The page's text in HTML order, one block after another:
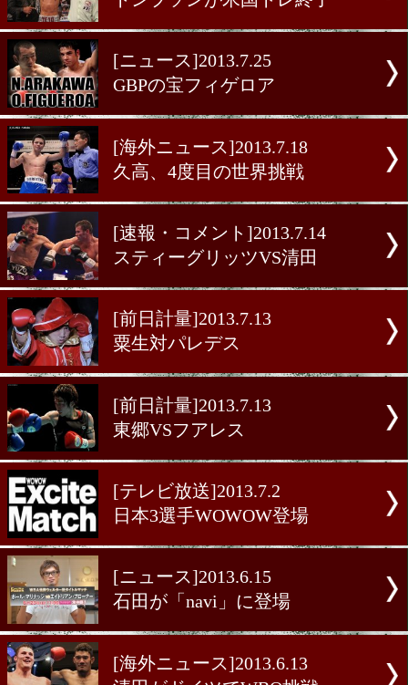
古川氏の見たメキシコ
[海外ニュース]2013.8.8
サレタがエルナンデスに挑
[海外ニュース]2013.8.4
[ニュース]2013.7.25
GBPの宝フィゲロア
[海外ニュース]2013.7.18
久高、4度目の世界挑戦
スティーグリッツVS清田
[前日計量]2013.7.13